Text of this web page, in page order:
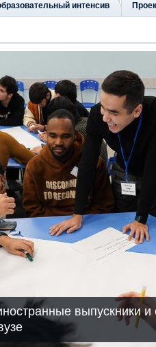
интенсив
выпускники